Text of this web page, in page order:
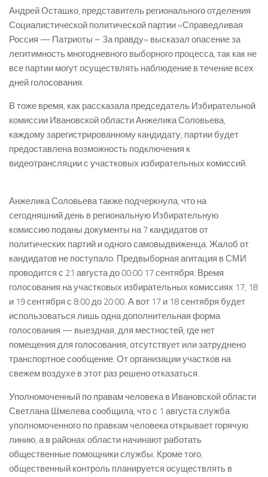
Андрей Осташко, представитель регионального отделения
Социалистической политической партии «Справедливая
Россия — Патриоты – За правду» высказал опасение за
легитимность многодневного выборного процесса, так как не
все партии могут осуществлять наблюдение в течение всех
дней голосования.
В тоже время, как рассказала председатель Избирательной
комиссии Ивановской области Анжелика Соловьева,
каждому зарегистрированному кандидату, партии будет
предоставлена возможность подключения к
видеотрансляции с участковых избирательных комиссий.
Анжелика Соловьева также подчеркнула, что на
сегодняшний день в региональную Избирательную
комиссию поданы документы на 7 кандидатов от
политических партий и одного самовыдвиженца. Жалоб от
кандидатов не поступало. Предвыборная агитация в СМИ
проводится с 21 августа до 00:00 17 сентября. Время
голосования на участковых избирательных комиссиях 17, 18
и 19 сентября с 8:00 до 20:00. А вот 17 и 18 сентября будет
использоваться лишь одна дополнительная форма
голосования — выездная, для местностей, где нет
помещения для голосования, отсутствует или затруднено
транспортное сообщение. От организации участков на
свежем воздухе в этот раз решено отказаться.
Уполномоченный по правам человека в Ивановской области
Светлана Шмелева сообщила, что с 1 августа служба
уполномоченного по правкам человека открывает горячую
линию, а в районах области начинают работать
общественные помощники службы. Кроме того,
общественный контроль планируется осуществлять в